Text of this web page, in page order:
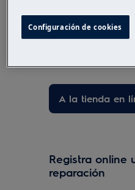
Encuentra
tu
tienda online y
A la tienda en
Registra online
reparación
Configuración de cookies